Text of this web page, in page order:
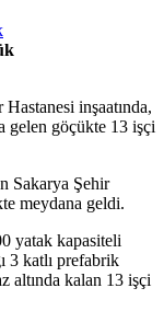
inşaatında,
gelen göçükte 13 işçi
Sakarya Şehir
meydana geldi.
yatak kapasiteli
3 katlı prefabrik
altında kalan 13 işçi